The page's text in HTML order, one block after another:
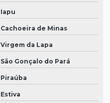
Iapu
Cachoeira de Minas
Virgem da Lapa
São Gonçalo do Pará
Piraúba
Estiva